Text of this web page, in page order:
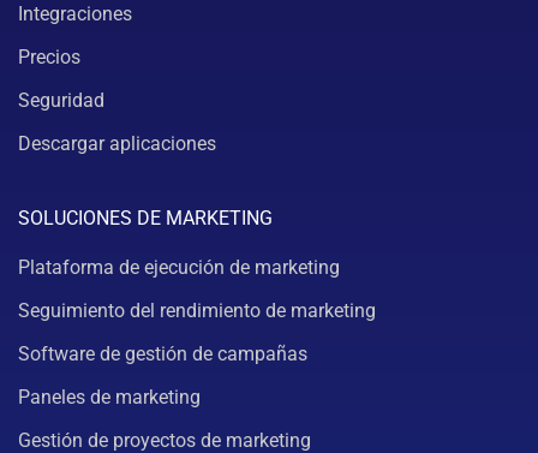
Integraciones
Precios
Seguridad
Descargar aplicaciones
SOLUCIONES DE MARKETING
Plataforma de ejecución de marketing
Seguimiento del rendimiento de marketing
Software de gestión de campañas
Paneles de marketing
Gestión de proyectos de marketing